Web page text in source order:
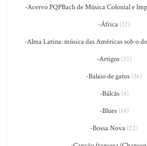
-Acervo PQPBach de Música Colonial e
-África (12)
-Alma Latina: música das Américas sob o
-Artigos(35)
-Balaio de gatos (36)
-Bálcãs(4)
-Blues(14)
-Bossa Nova (22)